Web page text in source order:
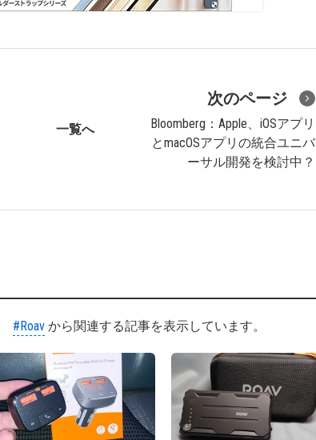
一覧へ
次のページ
Bloomberg：Apple、iOSアプリ
とmacOSアプリの統合ユニバ
ーサル開発を検討中？
#Roav から関連する記事を表示しています。